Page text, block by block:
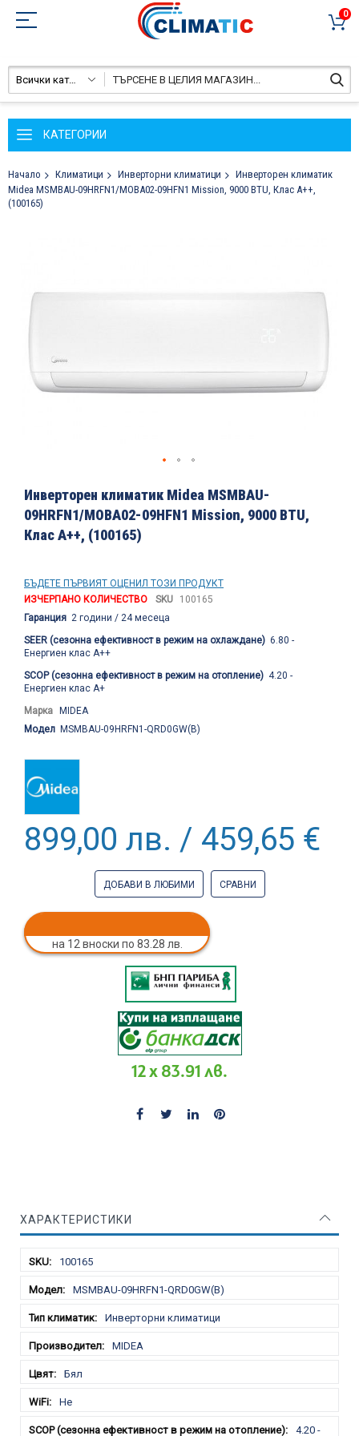
0
Всички категории
КАТЕГОРИИ
Начало Климатици Инверторни климатици
Инверторен климатик
Midea MSMBAU-09HRFN1/MOBA02-09HFN1 Mission, 9000 BTU, Клас A++,
(100165)
галерията
изображенията
към
началото
на
галерия
Инверторен климатик Midea MSMBAU-
09HRFN1/MOBA02-09HFN1 Mission, 9000 BTU,
Клас A++, (100165)
БЪДЕТЕ ПЪРВИЯТ ОЦЕНИЛ ТОЗИ ПРОДУКТ
ИЗЧЕРПАНО КОЛИЧЕСТВО
SKU
100165
Гаранция 2 години / 24 месеца
SEER (сезонна ефективност в режим на охлаждане) 6.80 -
Енергиен клас А++
SCOP (сезонна ефективност в режим на отопление) 4.20 -
Енергиен клас А+
Марка MIDEA
Модел MSMBAU-09HRFN1-QRD0GW(B)
899,00 лв. / 459,65 €
ДОБАВИ В ЛЮБИМИ СРАВНИ
на 12 вноски по 83.28 лв.
12 x 83.91 лв.
ХАРАКТЕРИСТИКИ
100165
MSMBAU-09HRFN1-QRD0GW(B)
Инверторни климатици
MIDEA
Бял
Не
4.20 -